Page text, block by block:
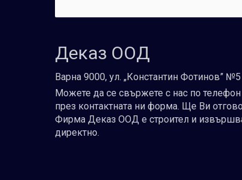
Деказ ООД
Варна 9000, ул. „Константин Фотинов” №5
Можете да се свържете с нас по
през контактната ни форма. Ще Ви
Фирма Деказ ООД е строител и
директно.